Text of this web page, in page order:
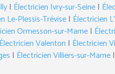
| Électricien Ivry-sur-Seine|
Le-Plessis-Trévise| Électricien
Ormesson-sur-Marne|
Électricien Valenton | Électricien
| Électricien Villiers-sur-Marne|